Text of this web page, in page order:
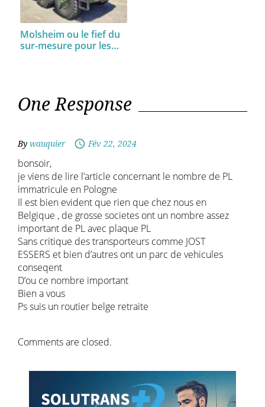
Molsheim ou le fief du
sur-mesure pour les…
One Response
By wauquier Fév 22, 2024
bonsoir,
je viens de lire l’article concernant le nombre de PL
immatricule en Pologne
Il est bien evident que rien que chez nous en
Belgique , de grosse societes ont un nombre assez
important de PL avec plaque PL
Sans critique des transporteurs comme JOST
ESSERS et bien d’autres ont un parc de vehicules
conseqent
D’ou ce nombre important
Bien a vous
Ps suis un routier belge retraite
Comments are closed.